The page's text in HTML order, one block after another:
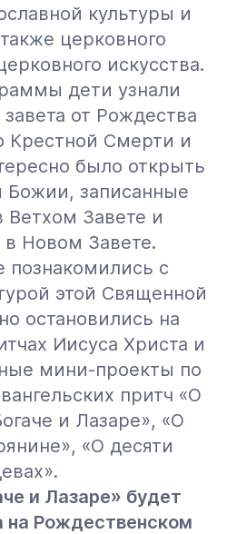
культуры и
церковного
искусства.
дети узнали
от Рождества
Крестной Смерти и
было открыть
Божии, записанные
Ветхом Завете и
в Новом Завете.
познакомились с
этой Священной
остановились на
Иисуса Христа и
мини-проекты по
притч «О
и Лазаре», «О
«О десяти
и Лазаре» будет
на Рождественском